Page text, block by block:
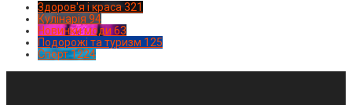
Здоров'я і краса 321
Кулінарія 94
Новинки моди 63
Подорожі та туризм 125
Спорт1224